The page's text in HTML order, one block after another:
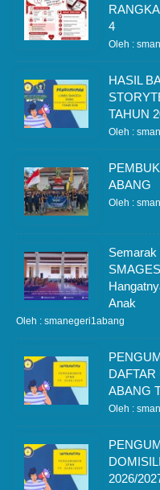
4
Oleh :
HASIL
TAHUN
Oleh :
ABANG
Oleh :
Semarak
Anak
Oleh : smanegeri1abang
ABANG
Oleh :
2026/